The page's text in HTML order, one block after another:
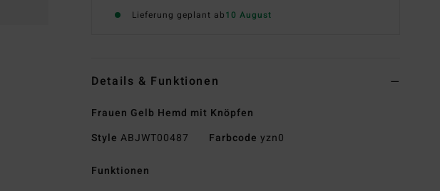
Lieferung geplant ab10 August
Details & Funktionen
Frauen Gelb Hemd mit Knöpfen
Style ABJWT00487 Farbcode yzn0
Funktionen